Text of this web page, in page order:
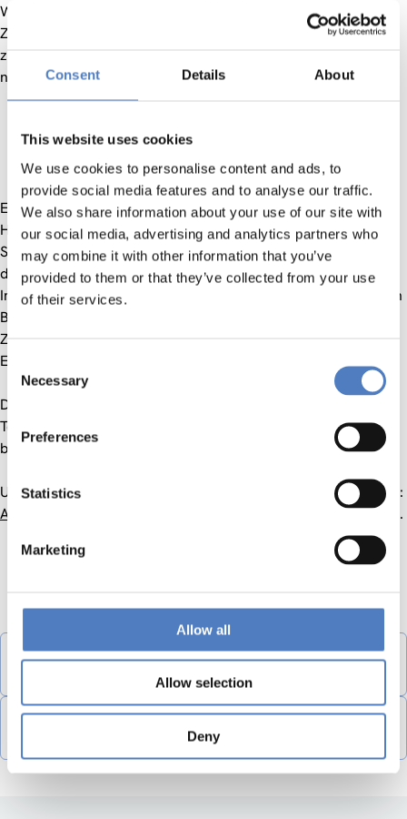
Consent Details About
This website uses cookies
We use cookies to personalise content and ads, to
provide social media features and to analyse our traffic.
We also share information about your use of our site with
our social media, advertising and analytics partners who
may combine it with other information that you’ve
provided to them or that they’ve collected from your use
of their services.
Consent
Selection
Necessary
Preferences
Statistics
Marketing
Allow all
Allow selection
Deny
Wirtschaft, Wissenschaft, Politikgestaltung und der
Zivilgesellschaft – ausgehend vom gegenwärtigen Stand –
zukunftsgerichteten Fragen zu folgenden Themen
nachzugehen:
e-Government
Digitale Inhalte, Sprachen und Kultur
Eröffnet wird die Veranstaltung von Prof. Dr. Josef
Hochgerner, wissenschaftlicher Leiter des Zentrum für
Soziale Innovation (ZSI). Danach analysiert Dr. Klaus Schuch
die Stärken und Schwächen des österreichischen
Innovationssystems. Bevor es schließlich in die thematischen
Break-Out Sessions geht, wird Frau Dipl.Phys. Kerstin
Zimmermann (BMVIT) einen Einblick auf zukünftige
Entwicklungen im Bereich IKT geben.
Die Veranstaltung dauert von 10.00 bis 16.00 Uhr, die
Teilnahme ist kostenlos. Genauere Details entnehmen Sie
bitte demProgramm
UmAnmeldung online
wird gebeten:
Anmeldeseite
. Die Anzahl der Teilnehmer/-innen ist begrenzt.
FORSEE_-
_ICT_for_Health_SWOT_analysis_short_version_AT_consultati
FORSEE_-
_ICT_for_Health_SWOT_analysis_full_version_AT_consultation